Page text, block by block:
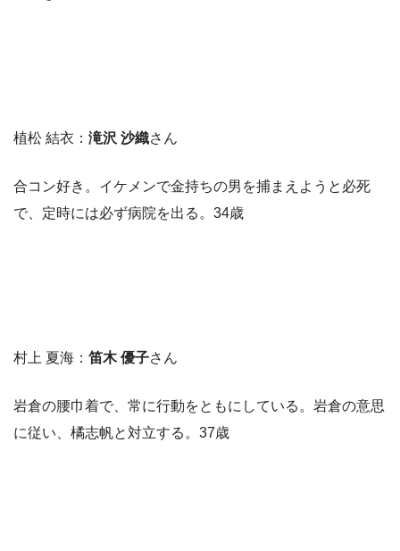
植松 結衣： 滝沢 沙織さん
合コン好き。イケメンで金持ちの男を捕まえようと必死
で、定時には必ず病院を出る。34歳
村上 夏海： 笛木 優子さん
岩倉の腰巾着で、常に行動をともにしている。岩倉の意思
に従い、橘志帆と対立する。37歳